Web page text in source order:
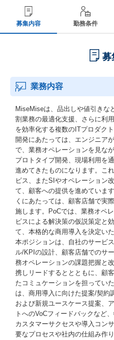
募集内容 勤務条件
募
業務内容
MiseMiseは、品出しや値引きな
割業務の最適化支援、さらに利
を効率化する複数のITプロダク
開発にあたっては、エンジニア
で、業務オペレーションを見な
プロトタイプ開発、現場利用を
進めてきたものになります。こ
ビス、またSIやオペレーション
て、顧客への提供を進めていま
くにあたっては、顧客店舗で実
施します。PoCでは、業務オペ
ビスによる解決策の仮説策定と
て、本格的な商用導入を決定い
本ポジションは、自社のサービ
ル/KPIの設計、顧客店舗でのサ
務オペレーションの課題把握と
携しリードするととともに、顧
たコミュケーションを担ってい
は、商用導入に向けた提案/契約
および新規ユースケース提案、
トへのVoCフィードバックなど
カスタマーサクセスや導入コン
要なプロセスや社内の仕組み作